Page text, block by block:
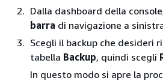
Dalla dashboard della
barra di navigazione a
Scegli il backup che desideri
tabella Backup, quindi scegli
In questo modo si apre la